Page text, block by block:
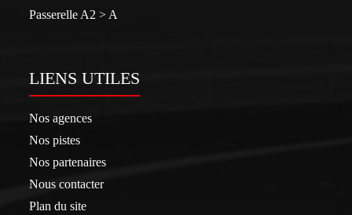
Passerelle A2 > A
LIENS UTILES
Nos agences
Nos pistes
Nos partenaires
Nous contacter
Plan du site